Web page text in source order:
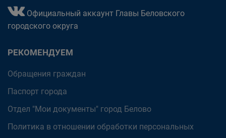
Официальный аккаунт Главы Беловского
городского округа
РЕКОМЕНДУЕМ
Обращения граждан
Паспорт города
Отдел "Мои документы" город Белово
Политика в отношении обработки персональных